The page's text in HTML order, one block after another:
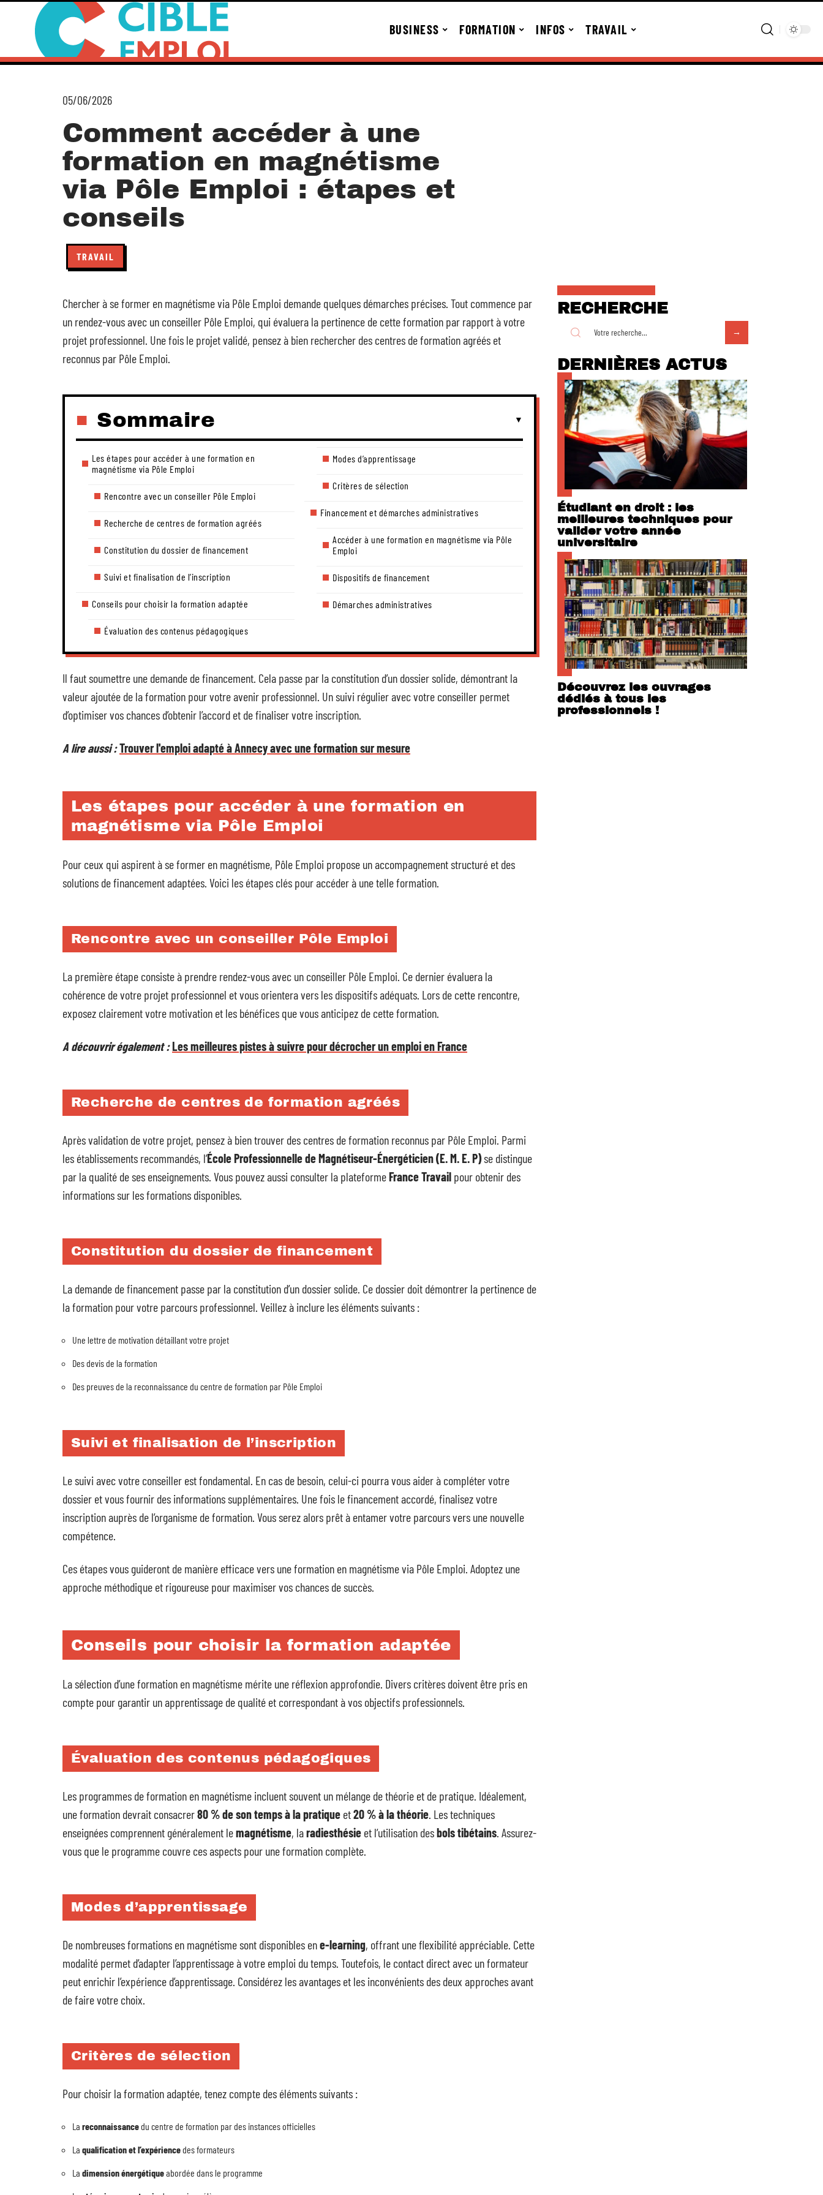
BUSINESS FORMATION INFOS TRAVAIL
05/06/2026
Comment accéder à une
formation en magnétisme
via Pôle Emploi : étapes et
conseils
TRAVAIL
Chercher à se former en magnétisme via Pôle Emploi demande quelques démarches précises. Tout commence par
un rendez-vous avec un conseiller Pôle Emploi, qui évaluera la pertinence de cette formation par rapport à votre
projet professionnel. Une fois le projet validé, pensez à bien rechercher des centres de formation agréés et
reconnus par Pôle Emploi.
Sommaire
Les étapes pour accéder à une formation en
magnétisme via Pôle Emploi
Rencontre avec un conseiller Pôle Emploi
Recherche de centres de formation agréés
Constitution du dossier de financement
Suivi et finalisation de l’inscription
Conseils pour choisir la formation adaptée
Évaluation des contenus pédagogiques
Modes d’apprentissage
Critères de sélection
Financement et démarches administratives
Accéder à une formation en magnétisme via Pôle
Emploi
Dispositifs de financement
Démarches administratives
Il faut soumettre une demande de financement. Cela passe par la constitution d’un dossier solide, démontrant la
valeur ajoutée de la formation pour votre avenir professionnel. Un suivi régulier avec votre conseiller permet
d’optimiser vos chances d’obtenir l’accord et de finaliser votre inscription.
A lire aussi :Trouver l'emploi adapté à Annecy avec une formation sur mesure
Les étapes pour accéder à une formation en
magnétisme via Pôle Emploi
Pour ceux qui aspirent à se former en magnétisme, Pôle Emploi propose un accompagnement structuré et des
solutions de financement adaptées. Voici les étapes clés pour accéder à une telle formation.
Rencontre avec un conseiller Pôle Emploi
La première étape consiste à prendre rendez-vous avec un conseiller Pôle Emploi. Ce dernier évaluera la
cohérence de votre projet professionnel et vous orientera vers les dispositifs adéquats. Lors de cette rencontre,
exposez clairement votre motivation et les bénéfices que vous anticipez de cette formation.
A découvrir également :Les meilleures pistes à suivre pour décrocher un emploi en France
Recherche de centres de formation agréés
Après validation de votre projet, pensez à bien trouver des centres de formation reconnus par Pôle Emploi. Parmi
les établissements recommandés, l’École Professionnelle de Magnétiseur-Énergéticien (E. M. E. P)se distingue
par la qualité de ses enseignements. Vous pouvez aussi consulter la plateformeFrance Travail pour obtenir des
informations sur les formations disponibles.
Constitution du dossier de financement
La demande de financement passe par la constitution d’un dossier solide. Ce dossier doit démontrer la pertinence de
la formation pour votre parcours professionnel. Veillez à inclure les éléments suivants :
Une lettre de motivation détaillant votre projet
Des devis de la formation
Des preuves de la reconnaissance du centre de formation par Pôle Emploi
Suivi et finalisation de l’inscription
Le suivi avec votre conseiller est fondamental. En cas de besoin, celui-ci pourra vous aider à compléter votre
dossier et vous fournir des informations supplémentaires. Une fois le financement accordé, finalisez votre
inscription auprès de l’organisme de formation. Vous serez alors prêt à entamer votre parcours vers une nouvelle
compétence.
Ces étapes vous guideront de manière efficace vers une formation en magnétisme via Pôle Emploi. Adoptez une
approche méthodique et rigoureuse pour maximiser vos chances de succès.
Conseils pour choisir la formation adaptée
La sélection d’une formation en magnétisme mérite une réflexion approfondie. Divers critères doivent être pris en
compte pour garantir un apprentissage de qualité et correspondant à vos objectifs professionnels.
Évaluation des contenus pédagogiques
Les programmes de formation en magnétisme incluent souvent un mélange de théorie et de pratique. Idéalement,
une formation devrait consacrer80 % de son temps à la pratique et20 % à la théorie. Les techniques
enseignées comprennent généralement lemagnétisme, laradiesthésie et l’utilisation desbols tibétains. Assurez-
vous que le programme couvre ces aspects pour une formation complète.
Modes d’apprentissage
De nombreuses formations en magnétisme sont disponibles ene-learning, offrant une flexibilité appréciable. Cette
modalité permet d’adapter l’apprentissage à votre emploi du temps. Toutefois, le contact direct avec un formateur
peut enrichir l’expérience d’apprentissage. Considérez les avantages et les inconvénients des deux approches avant
de faire votre choix.
Critères de sélection
Pour choisir la formation adaptée, tenez compte des éléments suivants :
La reconnaissancedu centre de formation par des instances officielles
La qualification et l’expériencedes formateurs
La dimension énergétiqueabordée dans le programme
RECHERCHE
DERNIÈRES ACTUS
Étudiant en droit : les
meilleures techniques pour
valider votre année
universitaire
Découvrez les ouvrages
dédiés à tous les
professionnels !